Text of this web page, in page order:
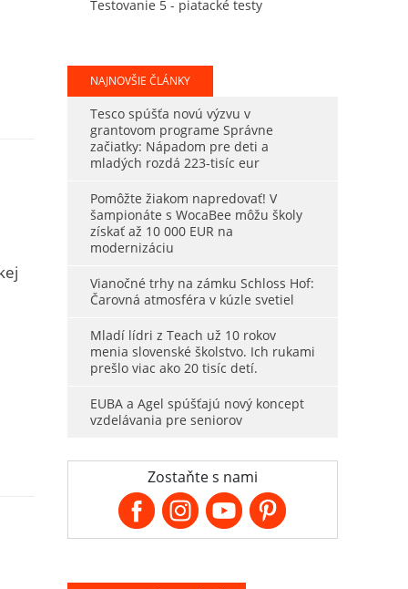
Testovanie 5 - piatacké testy
NAJNOVŠIE ČLÁNKY
Tesco spúšťa novú výzvu v
grantovom programe Správne
začiatky: Nápadom pre deti a
mladých rozdá 223-tisíc eur
Pomôžte žiakom napredovať! V
šampionáte s WocaBee môžu školy
získať až 10 000 EUR na
modernizáciu
Vianočné trhy na zámku Schloss Hof:
Čarovná atmosféra v kúzle svetiel
Mladí lídri z Teach už 10 rokov
menia slovenské školstvo. Ich rukami
prešlo viac ako 20 tisíc detí.
EUBA a Agel spúšťajú nový koncept
vzdelávania pre seniorov
Zostaňte s nami